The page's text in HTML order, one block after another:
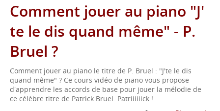
Comment jouer au piano "J'
te le dis quand même" - P.
Bruel ?
Comment jouer au piano le titre de P. Bruel : "J'te le dis
quand même" ? Ce cours vidéo de piano vous propose
d'apprendre les accords de base pour jouer la mélodie de
ce célèbre titre de Patrick Bruel. Patriiiiiick !